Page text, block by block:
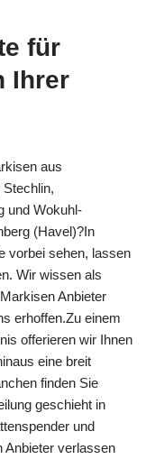
für
Ihrer
aus
und Wokuhl-
(Havel)?In
vorbei sehen, lassen
Wir wissen als
Anbieter
erhoffen.Zu einem
offerieren wir Ihnen
eine breit
finden Sie
geschieht in
und
Anbieter verlassen